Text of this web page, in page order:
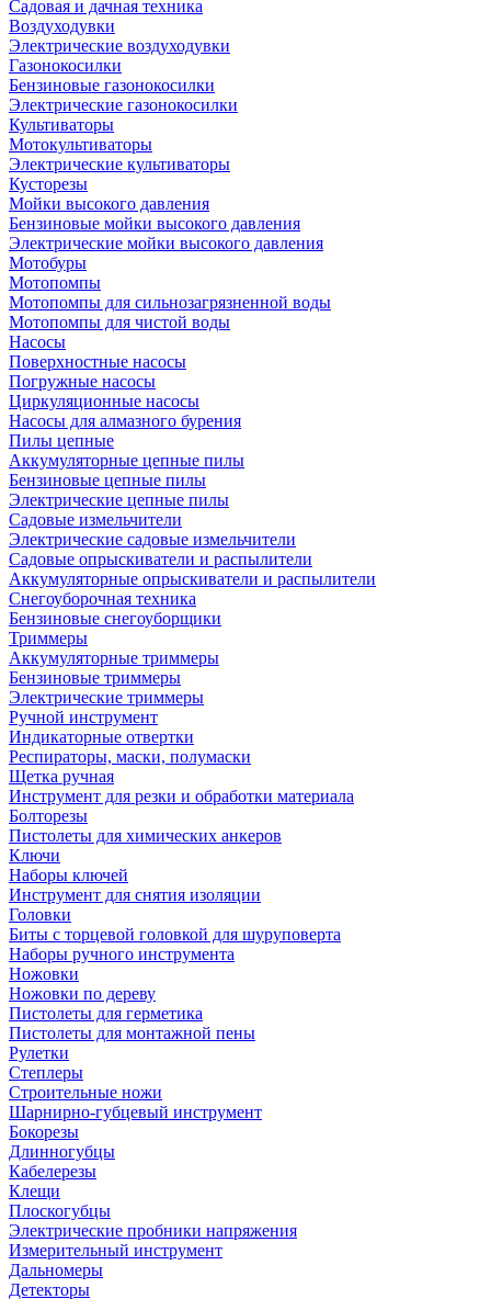
Садовая и дачная техника
Воздуходувки
Электрические воздуходувки
Газонокосилки
Бензиновые газонокосилки
Электрические газонокосилки
Культиваторы
Мотокультиваторы
Электрические культиваторы
Кусторезы
Мойки высокого давления
Бензиновые мойки высокого давления
Электрические мойки высокого давления
Мотобуры
Мотопомпы
Мотопомпы для сильнозагрязненной воды
Мотопомпы для чистой воды
Насосы
Поверхностные насосы
Погружные насосы
Циркуляционные насосы
Насосы для алмазного бурения
Пилы цепные
Аккумуляторные цепные пилы
Бензиновые цепные пилы
Электрические цепные пилы
Садовые измельчители
Электрические садовые измельчители
Садовые опрыскиватели и распылители
Аккумуляторные опрыскиватели и распылители
Снегоуборочная техника
Бензиновые снегоуборщики
Триммеры
Аккумуляторные триммеры
Бензиновые триммеры
Электрические триммеры
Ручной инструмент
Индикаторные отвертки
Респираторы, маски, полумаски
Щетка ручная
Инструмент для резки и обработки материала
Болторезы
Пистолеты для химических анкеров
Ключи
Наборы ключей
Инструмент для снятия изоляции
Головки
Биты с торцевой головкой для шуруповерта
Наборы ручного инструмента
Ножовки
Ножовки по дереву
Пистолеты для герметика
Пистолеты для монтажной пены
Рулетки
Степлеры
Строительные ножи
Шарнирно-губцевый инструмент
Бокорезы
Длинногубцы
Кабелерезы
Клещи
Плоскогубцы
Электрические пробники напряжения
Измерительный инструмент
Дальномеры
Детекторы